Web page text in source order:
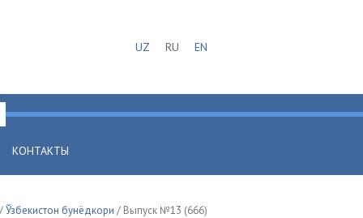
UZ RU EN
КОНТАКТЫ
Ўзбекистон бунёдкори / Выпуск №13 (666)